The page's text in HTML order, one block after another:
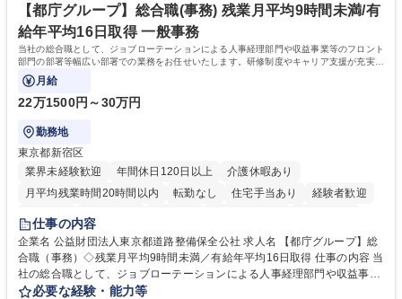
ます。 学歴・資格 学歴：大学院 大学 高専 短大 専修学校 高校 語学力：
資格：
【都庁グループ】総合職(事務) 残業月平均9時間未満/有
給年平均16日取得 一般事務
当社の総合職として、ジョブローテーションによる人事経理部門や収益事業等のフロント
部門の部署等幅広い部署での業務をお任せいたします。研修制度やキャリア支援が充実し
ております！ ※下記業務詳細
月給
22万1500円～30万円
勤務地
東京都新宿区
業界未経験歓迎
年間休日120日以上
介護休暇あり
月平均残業時間20時間以内
転勤なし 住宅手当あり
経験者歓迎
研修あり
退職金あり
駅近5分以内
資格取得手当あり 食事補助あり
仕事の内容
企業名 公益財団法人東京都道路整備保全公社 求人名 【都庁グループ】総
合職（事務）◇残業月平均9時間未満／有給年平均16日取得 仕事の内容 当
社の総合職として、ジョブローテーションによる人事経理部門や収益事業
等のフロント部門の部署等幅広い部署での業務をお任せいたします。研修
必要な経験・能力等